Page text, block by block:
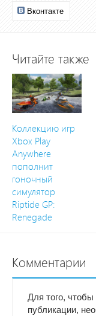
Вконтакте
Читайте также
Коллекцию игр
Xbox Play
Anywhere
пополнит
гоночный
симулятор
Riptide GP:
Renegade
Комментарии
Для того, чтобы
публикации,